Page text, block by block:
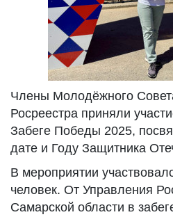
Члены Молодёжного
Росреестра приняли
Забеге Победы 2025,
дате и Году Защитника
В мероприятии
человек. От Управления
Самарской области в